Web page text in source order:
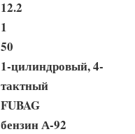
12.2
1
50
1-цилиндровый, 4-
тактный
FUBAG
бензин А-92